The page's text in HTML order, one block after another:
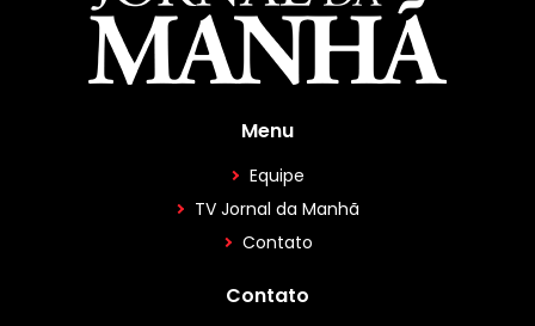
Menu
Equipe
TV Jornal da Manhã
Contato
Contato